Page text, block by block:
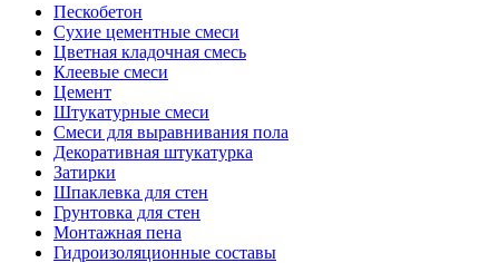
Пескобетон
Сухие цементные смеси
Цветная кладочная смесь
Клеевые смеси
Цемент
Штукатурные смеси
Смеси для выравнивания пола
Декоративная штукатурка
Затирки
Шпаклевка для стен
Грунтовка для стен
Монтажная пена
Гидроизоляционные составы